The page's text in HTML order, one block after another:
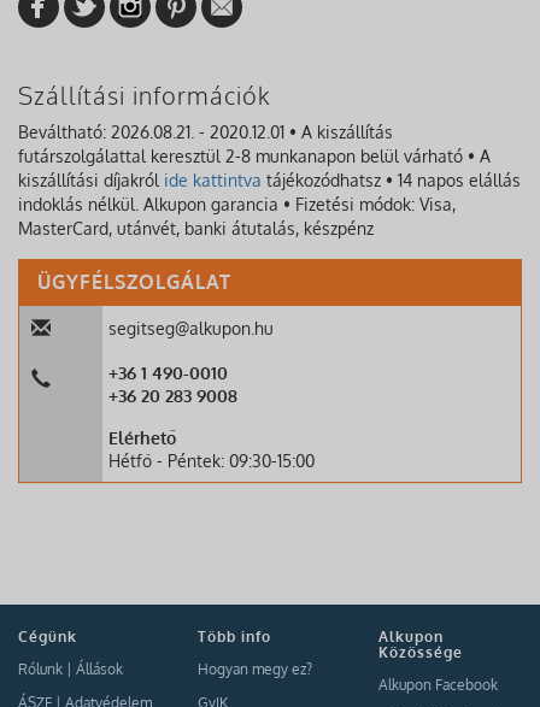
Szállítási információk
Beváltható: 2026.08.21. - 2020.12.01 • A kiszállítás
futárszolgálattal keresztül 2-8 munkanapon belül várható • A
kiszállítási díjakról ide kattintva tájékozódhatsz • 14 napos elállás
indoklás nélkül. Alkupon garancia • Fizetési módok: Visa,
MasterCard, utánvét, banki átutalás, készpénz
ÜGYFÉLSZOLGÁLAT
segitseg@alkupon.hu
+36 1 490-0010
+36 20 283 9008
Elérhető
Hétfő - Péntek: 09:30-15:00
Cégünk
Rólunk
Állások
ÁSZF
Adatvédelem
Több info
Hogyan megy ez?
GyIK
Alkupon
Közössége
Alkupon Facebook